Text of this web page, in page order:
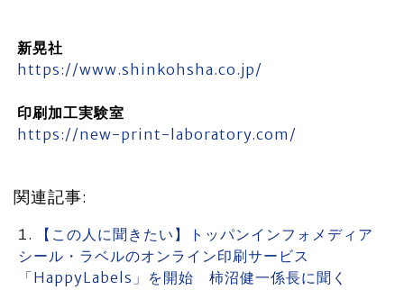
新晃社
https://www.shinkohsha.co.jp/
印刷加工実験室
https://new-print-laboratory.com/
関連記事:
【この人に聞きたい】トッパンインフォメディア
シール・ラベルのオンライン印刷サービス
「HappyLabels」を開始 柿沼健一係長に聞く